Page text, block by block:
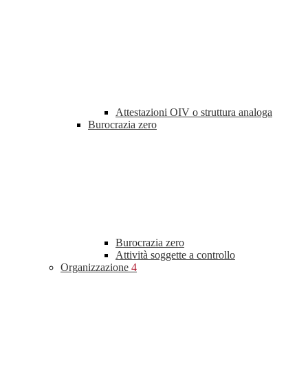
Attestazioni OIV o struttura analoga
Burocrazia zero
Burocrazia zero
Attività soggette a controllo
Organizzazione 4